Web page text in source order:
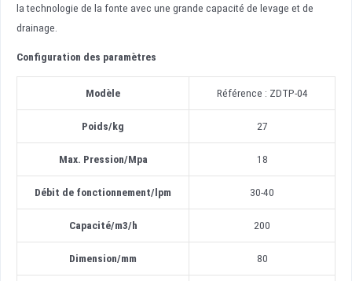
la technologie de la fonte avec une grande capacité de levage et de
drainage.
Configuration des paramètres
Modèle Référence : ZDTP-04
Poids/kg 27
Max. Pression/Mpa 18
Débit de fonctionnement/lpm 30-40
Capacité/m3/h 200
Dimension/mm 80